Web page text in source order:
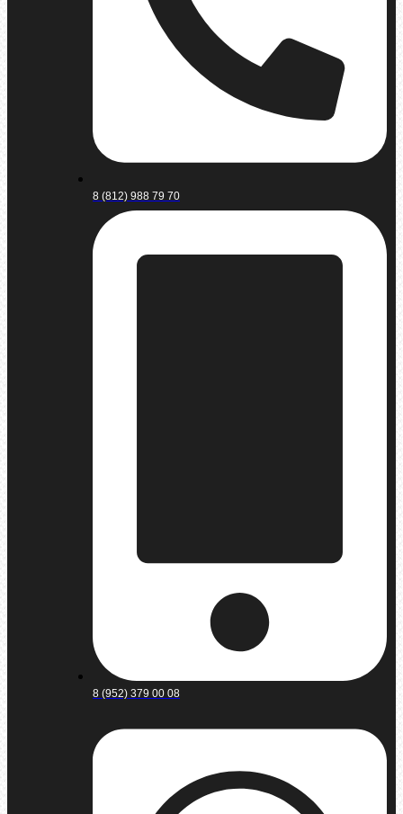
8 (812) 988 79 70
8 (952) 379 00 08